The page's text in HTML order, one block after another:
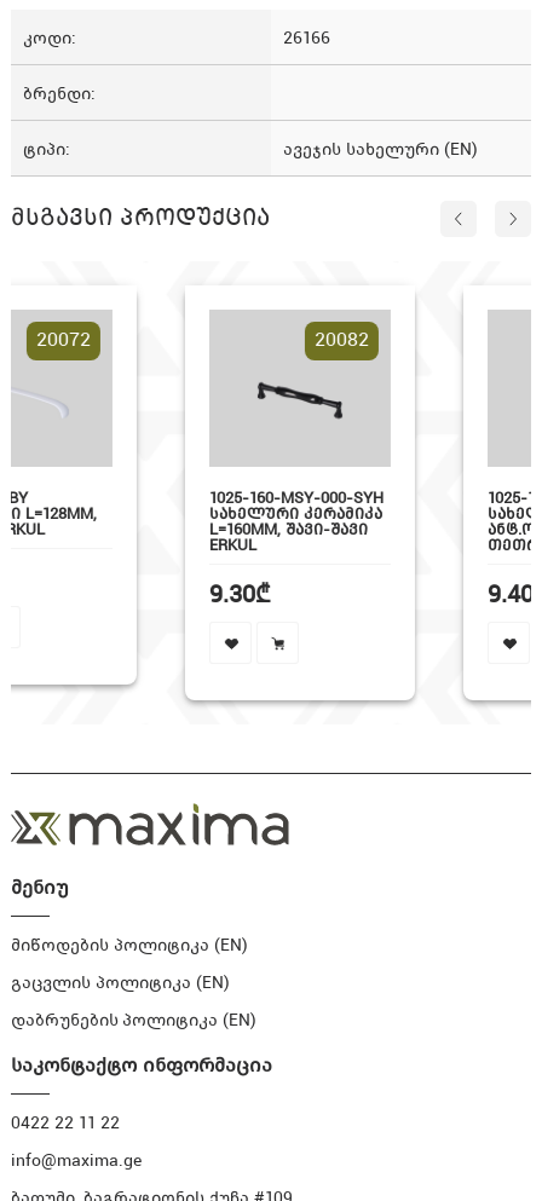
კოდი 26166
ბრენდი
ტიპი ავეჯის სახელური (EN)
მსგავსი პროდუქცია
1025-160-MSY-000-SYH
ᲡᲐᲮᲔᲚᲣᲠᲘ ᲙᲔᲠᲐᲛᲘᲙᲐ
L=160MM, ᲨᲐᲕᲘ-ᲨᲐᲕᲘ
1025-160-AS-188
ᲡᲐᲮᲔᲚᲣᲠᲘ
ᲐᲜᲢ.ᲝᲥᲠᲝ-
ᲗᲔᲗᲠᲘ+ᲜᲐᲮᲐᲢᲘ
მენიუ
მიწოდების პოლიტიკა (EN)
გაცვლის პოლიტიკა (EN)
დაბრუნების პოლიტიკა (EN)
საკონტაქტო ინფორმაცია
0422 22 11 22
info@maxima.ge